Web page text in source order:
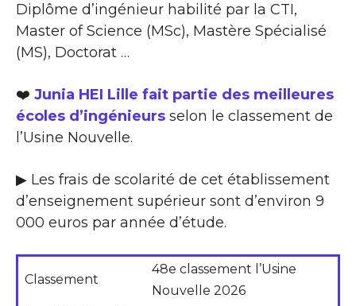
Diplôme d’ingénieur habilité par la CTI,
Master of Science (MSc), Mastère Spécialisé
(MS), Doctorat …
❤️ Junia HEI Lille fait partie des meilleures
écoles d’ingénieurs selon le classement de
l’Usine Nouvelle.
▶ Les frais de scolarité de cet établissement
d’enseignement supérieur sont d’environ 9
000 euros par année d’étude.
Classement
48e classement l’Usine
Nouvelle 2026